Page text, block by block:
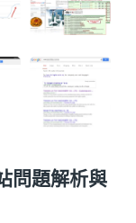
問題解析與